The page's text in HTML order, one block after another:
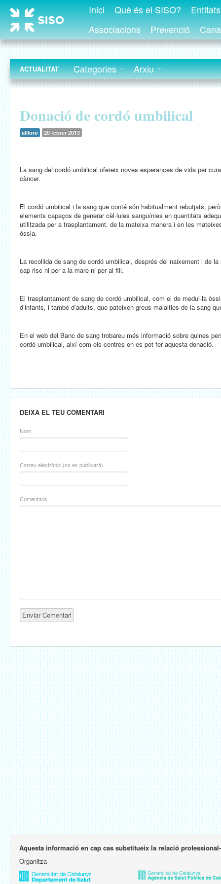
Inici Què és el SISO?
Associacions
Prevenció
ACTUALITAT Categories Arxiu
Donació de cordó umbilical
allloro 20 febrer 2013
La sang del cordó umbilical ofereix noves esperances de vida per
càncer.
El cordó umbilical i la sang que conté són habitualment rebutjats,
elements capaços de generar cèl·lules sanguínies en quantitats
utilitzada per a trasplantament, de la mateixa manera i en les
òssia.
La recollida de sang de cordó umbilical, després del naixement i de
cap risc ni per a la mare ni per al fill.
El trasplantament de sang de cordó umbilical, com el de medul·la
d’infants, i també d’adults, que pateixen greus malalties de la sang
En el web del Banc de sang trobareu més informació sobre quines
cordó umbilical, així com els centres on es pot fer aquesta donació.
DEIXA EL TEU COMENTARI
Nom
Correu electrònic (no es publicarà)
Comentaris
Aquesta informació en cap cas substitueix la relació
Organitza